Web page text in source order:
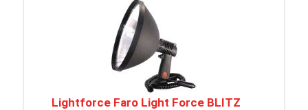
Lightforce Faro Light Force BLITZ